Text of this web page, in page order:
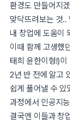
환경도 만들어지
맞닥뜨려보는 것..
내 창업에 도움이
이때 함께 고생했
태희 윤한이형!)
2년 반 전에 알고
쉽게 풀어낼 수 있
과정에서 인공지
결국엔 이들과 창